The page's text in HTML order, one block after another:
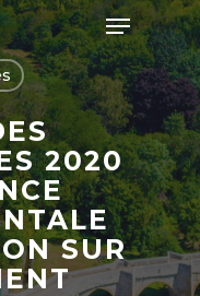
Menu
2020
SUR
Close
Menu